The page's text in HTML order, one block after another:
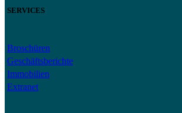
SERVICES
Broschüren
Geschäftsberichte
Immobilien
Extranet